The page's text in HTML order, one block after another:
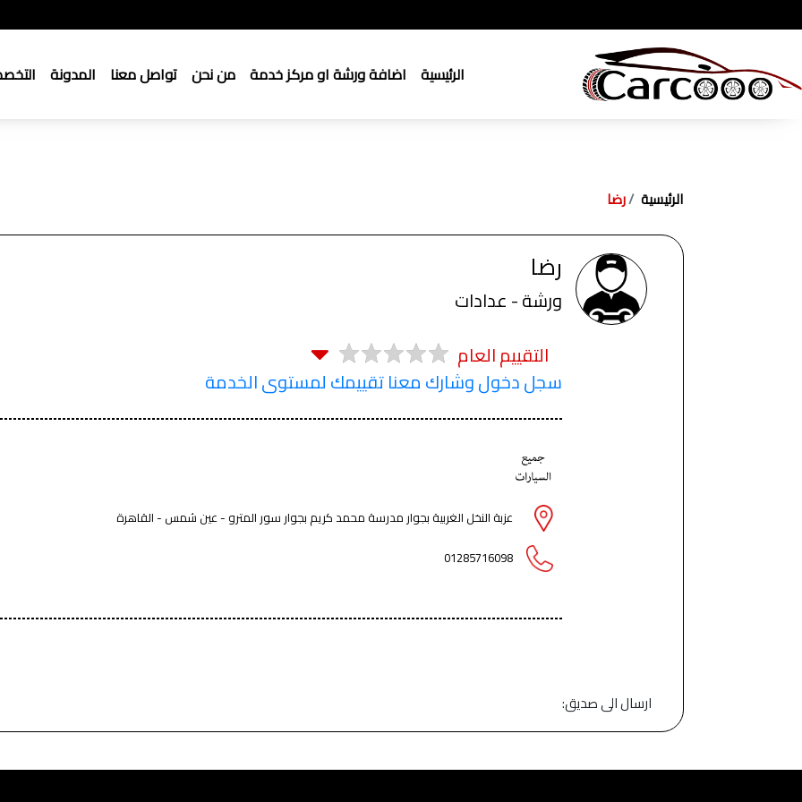
الرئيسية اضافة ورشة او مركز خدمة من نحن تواصل معنا المدونة
الرئيسية رضا
رضا
ورشة - عدادات
التقييم العام
سجل دخول وشارك معنا تقييمك لمستوى الخدمة
عزبة النخل الغربية بجوار مدرسة محمد كريم بجوار سور المترو - عين شمس - القاهرة
01285716098
ارسال الى صديق: